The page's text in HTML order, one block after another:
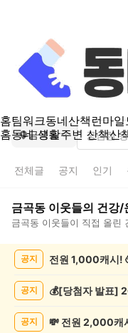
홈팀워크동네산책런마일
홈동네 생활주변 산책산
금곡동
전체글 공지 인기
금곡동 이웃들의 건강/
금곡동 이웃들이 직접 올린
공지 전원 1,000캐시!
공지
공지